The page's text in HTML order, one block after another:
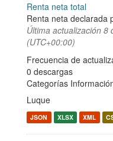
Renta neta total
Renta neta declarada
Última actualización 8
(UTC+00:00)
Frecuencia de
0 descargas
Categorías
Luque
JSON XLSX XML